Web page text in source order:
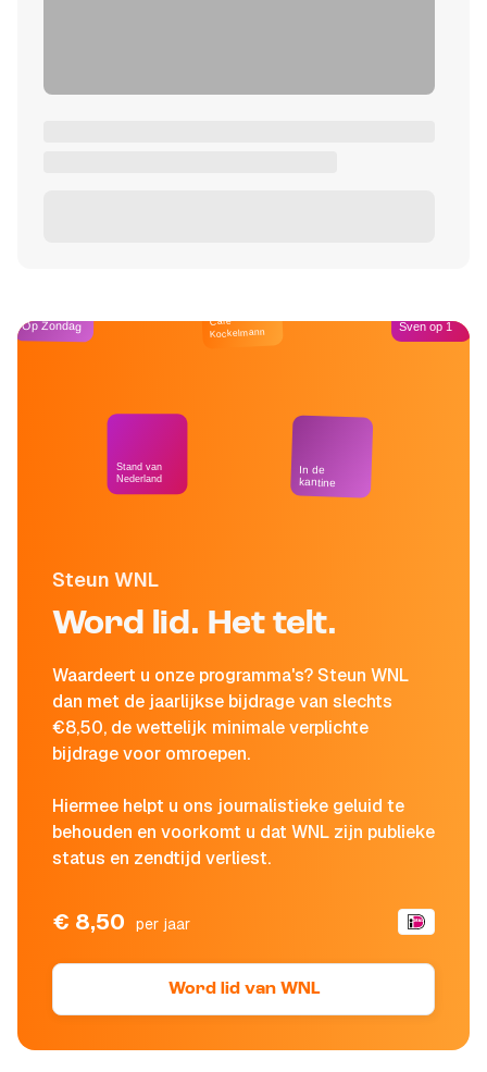
Steun WNL
Word lid. Het telt.
Waardeert u onze programma's? Steun WNL
dan met de jaarlijkse bijdrage van slechts
€8,50, de wettelijk minimale verplichte
bijdrage voor omroepen.
Hiermee helpt u ons journalistieke geluid te
behouden en voorkomt u dat WNL zijn publieke
status en zendtijd verliest.
€ 8,50 per jaar
Word lid van WNL
Op Zondag
Stand van
Nederland
Café
Kockelmann
In de
kantine
Sven op 1